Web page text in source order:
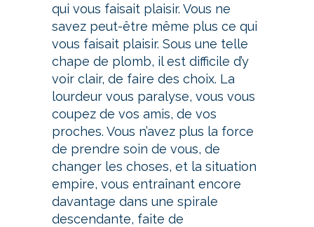
qui vous faisait plaisir. Vous ne
savez peut-être même plus ce qui
vous faisait plaisir. Sous une telle
chape de plomb, il est difficile d’y
voir clair, de faire des choix. La
lourdeur vous paralyse, vous vous
coupez de vos amis, de vos
proches. Vous n’avez plus la force
de prendre soin de vous, de
changer les choses, et la situation
empire, vous entraînant encore
davantage dans une spirale
descendante, faite de